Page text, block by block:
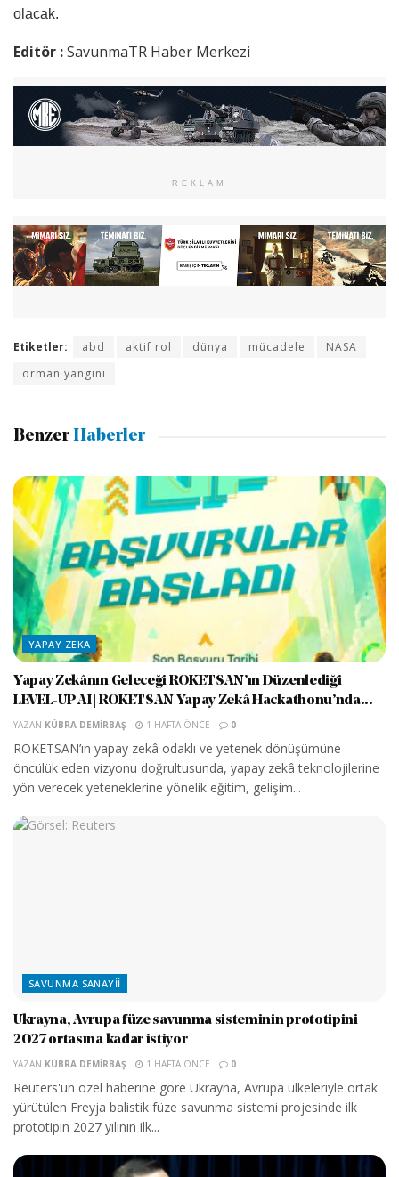
olacak.
Editör :SavunmaTR Haber Merkezi
REKLAM
Etiketler: abd aktif rol dünya mücadele
NASA
orman yangını
Benzer Haberler
YAPAY ZEKA
Yapay Zekânın Geleceği ROKETSAN’ın Düzenlediği
LEVEL-UP AI | ROKETSAN Yapay Zekâ Hackathonu’nda...
YAZAN KÜBRA DEMIRBAŞ 1 HAFTA ÖNCE 0
ROKETSAN’ın yapay zekâ odaklı ve yetenek dönüşümüne
öncülük eden vizyonu doğrultusunda, yapay zekâ teknolojilerine
yön verecek yeteneklerine yönelik eğitim, gelişim...
SAVUNMA SANAYII
Ukrayna, Avrupa füze savunma sisteminin prototipini
2027 ortasına kadar istiyor
YAZAN KÜBRA DEMIRBAŞ 1 HAFTA ÖNCE 0
Reuters'un özel haberine göre Ukrayna, Avrupa ülkeleriyle ortak
yürütülen Freyja balistik füze savunma sistemi projesinde ilk
prototipin 2027 yılının ilk...